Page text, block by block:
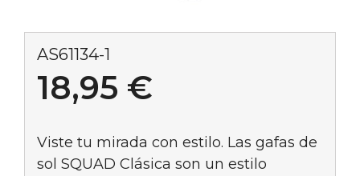
AS61134-1
18,95 €
Viste tu mirada con estilo. Las gafas de
sol SQUAD Clásica son un estilo